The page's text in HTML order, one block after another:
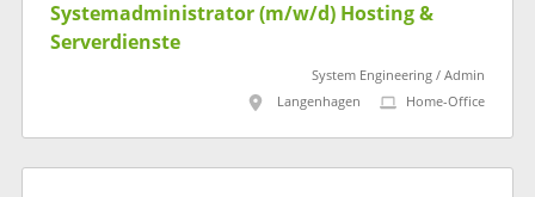
Systemadministrator (m/w/d) Hosting &
Serverdienste
System Engineering / Admin
Langenhagen
Home-Office